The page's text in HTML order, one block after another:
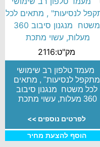
מק"ט:2116
מעמד טלפון רב שימושי
מתקפל לנסיעות" , מתאים
לכל משטח מנגנון סיבוב
360 מעלות, עשוי מתכת
לפרטים נוספים >>
הוסף להצעת מחיר